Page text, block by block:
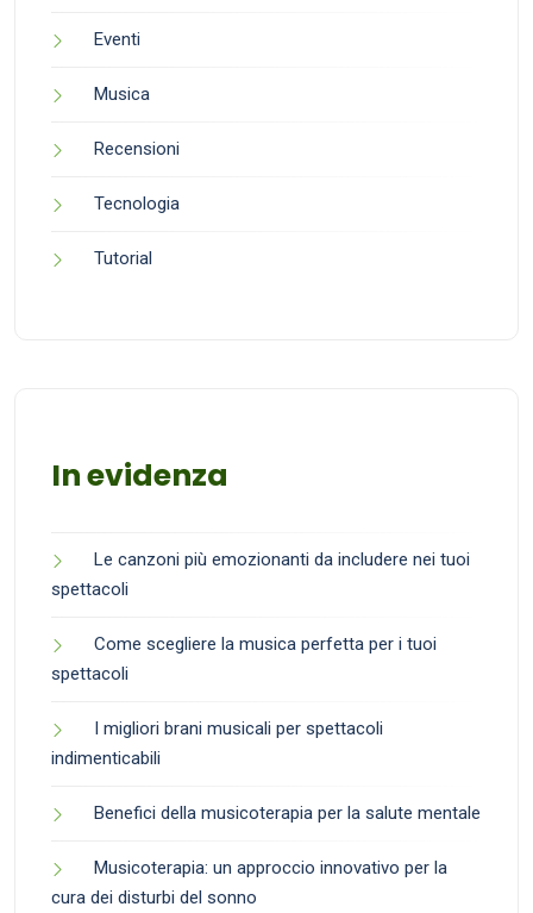
Eventi
Musica
Recensioni
Tecnologia
Tutorial
In evidenza
Le canzoni più emozionanti da includere nei tuoi
spettacoli
Come scegliere la musica perfetta per i tuoi
spettacoli
I migliori brani musicali per spettacoli
indimenticabili
Benefici della musicoterapia per la salute mentale
Musicoterapia: un approccio innovativo per la
cura dei disturbi del sonno